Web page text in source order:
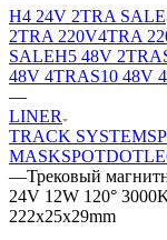
H4 24V 2TRA SALE
2TRA 220V4TRA
SALEH5 48V 2TRA
48V 4TRAS10 48V
—
LINER
TRACK SYSTEM
MASKSPOTDOT
—Трековый
24V 12W 120°
222х25х29mm